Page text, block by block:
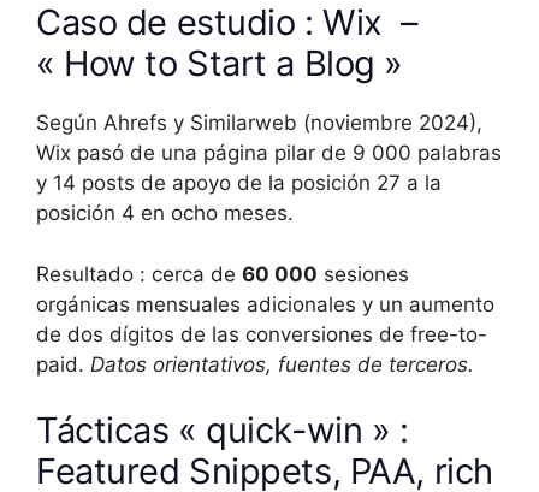
Caso de estudio : Wix –
« How to Start a Blog »
Según Ahrefs y Similarweb (noviembre 2024),
Wix pasó de una página pilar de 9 000 palabras
y 14 posts de apoyo de la posición 27 a la
posición 4 en ocho meses.
Resultado : cerca de 60 000 sesiones
orgánicas mensuales adicionales y un aumento
de dos dígitos de las conversiones de free-to-
paid. Datos orientativos, fuentes de terceros.
Tácticas « quick-win » :
Featured Snippets, PAA, rich